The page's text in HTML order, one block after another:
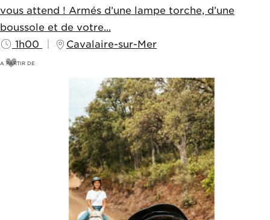
vous attend ! Armés d’une lampe torche, d’une
boussole et de votre...
1h00
Cavalaire-sur-Mer
A PARTIR DE